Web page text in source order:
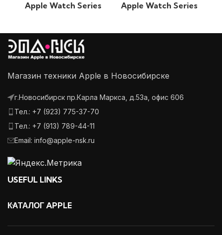
Apple Watch Series
Apple Watch Series
Магазин техники Apple в Новосибирске
г.Новосибирск пр.Карла Маркса, д.53а, офис 606
Тел.: +7 (923) 775-37-70
Тел.: +7 (913) 789-44-11
Email: info@apple-nsk.ru
USEFUL LINKS
КАТАЛОГ APPLE